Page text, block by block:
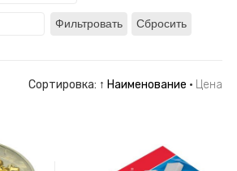
Фильтровать Сбросить
Сортировка: ↑ Наименование · Цена